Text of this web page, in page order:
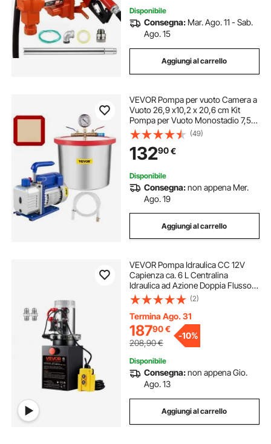
Disponibile
Consegna: Mar. Ago. 11 - Sab.
Ago. 15
Aggiungi al carrello
VEVOR Pompa per vuoto Camera a
Vuoto 26,9 x10,2 x 20,6 cm Kit
Pompa per Vuoto Monostadio 7,57
L Degasaggio Epossidico in
Silicone con Pompa per Vuoto
Monostadio, Spostamento d'Aria
113,26 L/min
(49)
13290€
Disponibile
Consegna:non appena Mer.
Ago. 19
Aggiungi al carrello
VEVOR Pompa Idraulica CC 12V
Capienza ca. 6 L Centralina
Idraulica ad Azione Doppia Flusso
d'Olio ca. 3,44 L/min Pressione
Massima di 22 MPa, Pompa per
Montacarichi Auto Camion
Rimorchio da Garage
(2)
Termina Ago. 31
18790€
208,90€
-10%
Disponibile
Consegna:non appena Gio.
Ago. 13
Aggiungi al carrello